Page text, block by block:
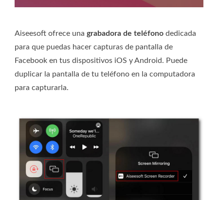
Aiseesoft ofrece una grabadora de teléfono dedicada
para que puedas hacer capturas de pantalla de
Facebook en tus dispositivos iOS y Android. Puede
duplicar la pantalla de tu teléfono en la computadora
para capturarla.